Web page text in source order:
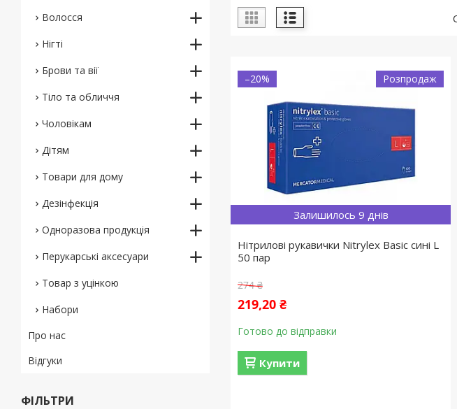
Залишилось 9 днів
Розпродаж
–20%
Нітрилові рукавички Nitrylex Basic сині L
50 пар
274 ₴
219,20 ₴
Готово до відправки
Купити
Волосся
Нігті
Брови та вії
Тіло та обличчя
Чоловікам
Дітям
Товари для дому
Дезінфекція
Одноразова продукція
Перукарські аксесуари
Товар з уцінкою
Набори
Про нас
Відгуки
ФІЛЬТРИ